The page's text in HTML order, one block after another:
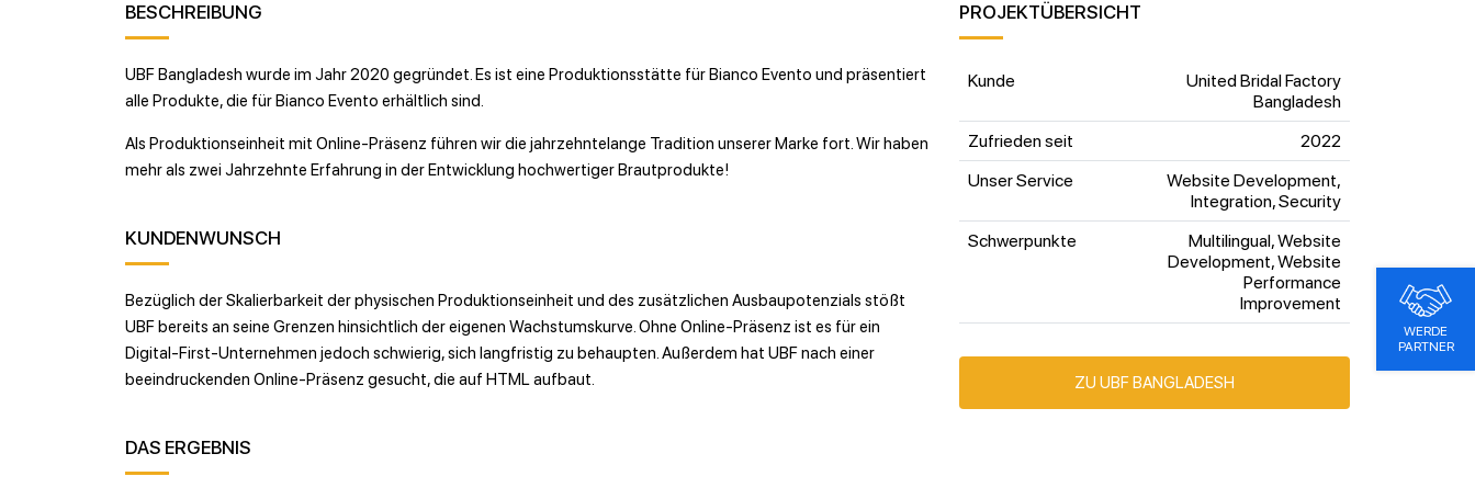
BESCHREIBUNG
UBF Bangladesh wurde im Jahr 2020 gegründet. Es ist eine Produktionsstätte für Bianco Evento und präsentiert
alle Produkte, die für Bianco Evento erhältlich sind.
Als Produktionseinheit mit Online-Präsenz führen wir die jahrzehntelange Tradition unserer Marke fort. Wir haben
mehr als zwei Jahrzehnte Erfahrung in der Entwicklung hochwertiger Brautprodukte!
KUNDENWUNSCH
Bezüglich der Skalierbarkeit der physischen Produktionseinheit und des zusätzlichen Ausbaupotenzials stößt
UBF bereits an seine Grenzen hinsichtlich der eigenen Wachstumskurve. Ohne Online-Präsenz ist es für ein
Digital-First-Unternehmen jedoch schwierig, sich langfristig zu behaupten. Außerdem hat UBF nach einer
beeindruckenden Online-Präsenz gesucht, die auf HTML aufbaut.
DAS ERGEBNIS
PROJEKTÜBERSICHT
Kunde
United Bridal Factory
Bangladesh
Zufrieden seit
2022
Unser Service
Website Development,
Integration, Security
Schwerpunkte
Multilingual, Website
Development, Website
Performance
Improvement
ZU UBF BANGLADESH
WERDE
PARTNER